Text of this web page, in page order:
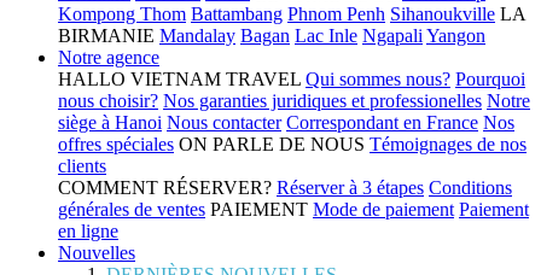
Kompong Thom Battambang Phnom Penh Sihanoukville LA
BIRMANIE Mandalay Bagan Lac Inle Ngapali Yangon
Notre agence
HALLO VIETNAM TRAVEL Qui sommes nous? Pourquoi
nous choisir? Nos garanties juridiques et professionelles Notre
siège à Hanoi Nous contacter Correspondant en France Nos
offres spéciales ON PARLE DE NOUS Témoignages de nos
clients
COMMENT RÉSERVER? Réserver à 3 étapes Conditions
générales de ventes PAIEMENT Mode de paiement Paiement
en ligne
Nouvelles